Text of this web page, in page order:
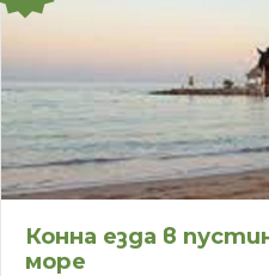
Конна езда в
море